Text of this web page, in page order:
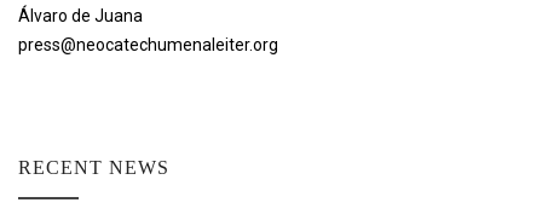
Álvaro de Juana
press@neocatechumenaleiter.org
RECENT NEWS